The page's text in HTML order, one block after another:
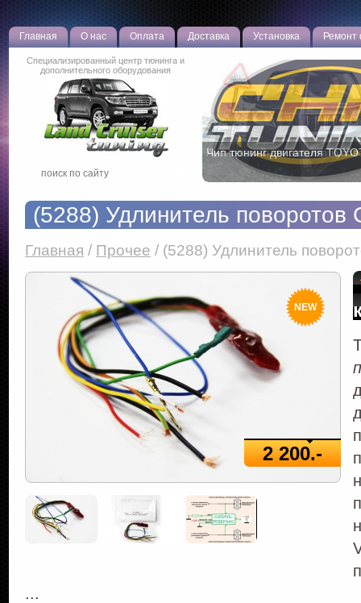
Главная О нас Оплата Доставка Установка Ремонт
Специализированный центр тюнинга и
дополнительного оборудования
Антигравийная защита
(5288) Удлинитель поворотов
Главная / Прочее / (5288) Удлинитель
2 200.-
NEW
...